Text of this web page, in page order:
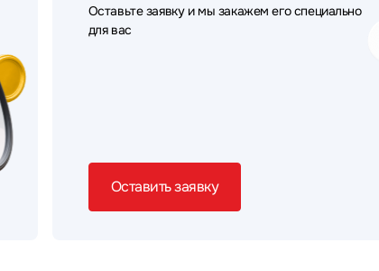
Оставьте заявку и мы закажем его специально
для вас
Оставить заявку